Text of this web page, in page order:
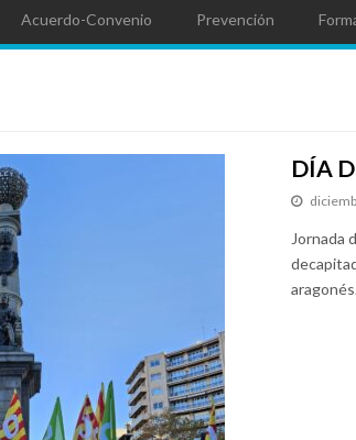
Acuerdo-Convenio Prevención
DÍA
Jornada